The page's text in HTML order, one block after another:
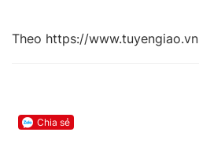
Theo https://www.tuyengiao.vn
Chia sẻ